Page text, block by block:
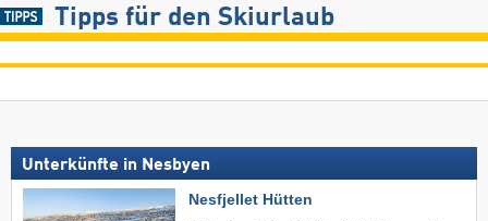
Tipps für den Skiurlaub
Unterkünfte in Nesbyen
Nesfjellet Hütten